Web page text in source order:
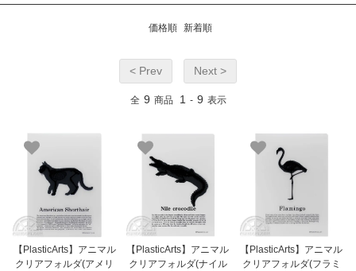
価格順 新着順
< Prev Next >
全 9 商品 1 - 9 表示
【PlasticArts】アニマル
クリアフォルダ(アメリ
【PlasticArts】アニマル
クリアフォルダ(ナイル
【PlasticArts】アニマル
クリアフォルダ(フラミ